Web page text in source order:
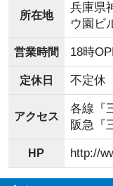
所在地
兵庫県
ウ園ビ
営業時間 18時
定休日 不定休
アクセス
各線『
阪急『
HP http://